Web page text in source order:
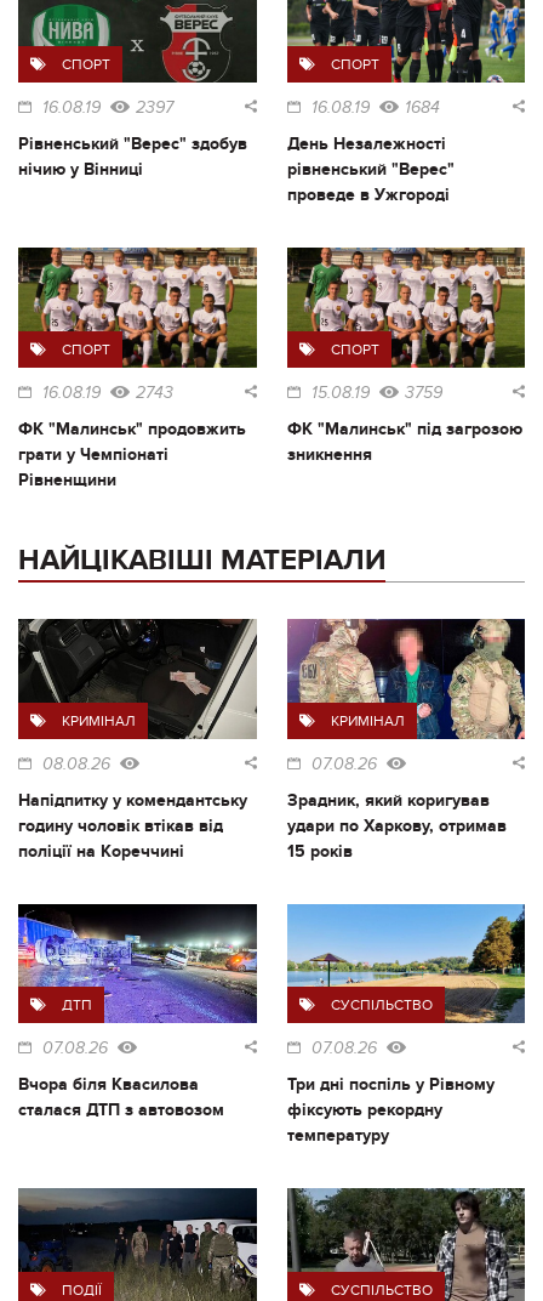
СПОРТ
16.08.19 2397
Рівненський "Верес" здобув
нічию у Вінниці
СПОРТ
16.08.19 1684
День Незалежності
рівненський "Верес"
проведе в Ужгороді
СПОРТ
16.08.19 2743
ФК "Малинськ" продовжить
грати у Чемпіонаті
Рівненщини
СПОРТ
15.08.19 3759
ФК "Малинськ" під загрозою
зникнення
НАЙЦІКАВІШІ МАТЕРІАЛИ
КРИМІНАЛ
08.08.26
Напідпитку у комендантську
годину чоловік втікав від
поліції на Кореччині
КРИМІНАЛ
07.08.26
Зрадник, який коригував
удари по Харкову, отримав
15 років
ДТП
07.08.26
Вчора біля Квасилова
сталася ДТП з автовозом
СУСПІЛЬСТВО
07.08.26
Три дні поспіль у Рівному
фіксують рекордну
температуру
ПОДІЇ СУСПІЛЬСТВО